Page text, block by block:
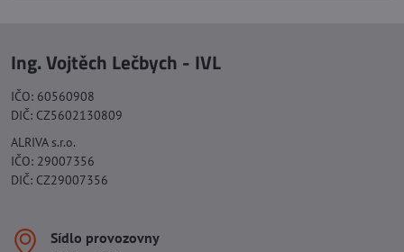
Ing. Vojtěch Lečbych - IVL
IČO: 60560908
DIČ: CZ5602130809
ALRIVA s.r.o.
IČO: 29007356
DIČ: CZ29007356
Sídlo provozovny